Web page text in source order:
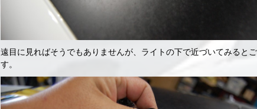
遠目に見ればそうでもありませんが、ライトの下で近づいてみると
す。